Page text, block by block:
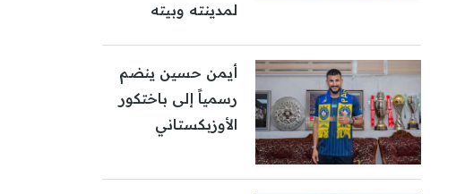
لمدينته وبيته
أيمن حسين ينضم
رسمياً إلى باختكور
الأوزبكستاني